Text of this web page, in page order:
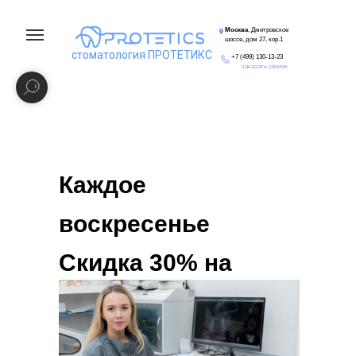
+7 (499) 130-13-23
заказать звонок
Москва, Дмитровское
шоссе, дом 27, кор.1
стоматология ПРОТЕТИКС
Каждое
воскресенье
Скидка 30% на
профессиональную
гигиену полости